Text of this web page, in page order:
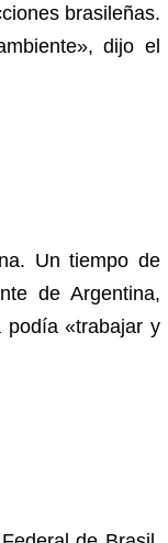
brasileñas.
dijo el
Un tiempo de
de Argentina,
podía «trabajar y